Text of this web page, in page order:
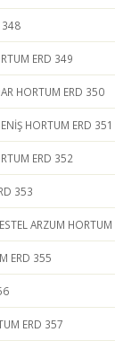
348
ERD 349
HORTUM ERD 350
HORTUM ERD 351
ERD 352
353
ARZUM
ERD 355
ERD 357